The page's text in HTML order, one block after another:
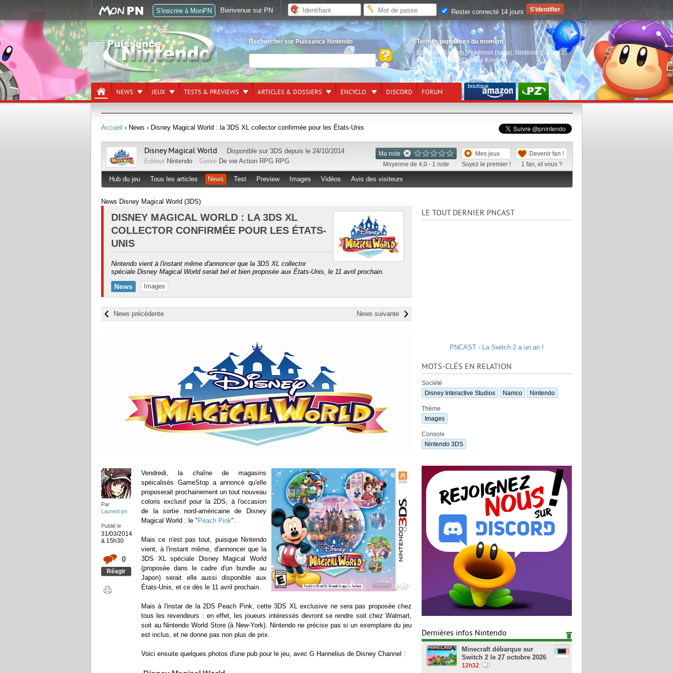
Rechercher sur Puissance Nintendo
Termes populaires du moment
Splatoon Raiders, Pokémon (saga) Nintendo Switch 2,
EA FC27,LEGO Donkey Kong
NEWS JEUX TESTS & PREVIEWS ARTICLES & DOSSIERS ENCYCLO. DISCORD FORUM
Accueil › News › Disney Magical World : la 3DS XL collector confirmée pour les États-Unis
Ma note
Moyenne de 4,0 - 1 note
Mes jeux
Soyez le premier !
Devenir fan !
1 fan, et vous ?
Disney Magical World Disponible sur 3DS depuis le 24/10/2014
Editeur Nintendo Genre De vie Action RPG RPG
Hub du jeu Tous les articles News Test Preview Images Vidéos Avis des visiteurs
News Disney Magical World (3DS)
DISNEY MAGICAL WORLD : LA 3DS XL
COLLECTOR CONFIRMÉE POUR LES ÉTATS-
UNIS
Nintendo vient à l'instant même d'annoncer que la 3DS XL collector
spéciale Disney Magical World serait bel et bien proposée aux États-Unis, le 11 avril prochain.
News Images
News suivante
News précédente
Par
Laurent pn
Publié le
31/03/2014
à 15h30
0
Réagir
Vendredi, la chaîne de magasins
spéicalisés GameStop a annoncé qu'elle
proposerait prochainement un tout nouveau
coloris exclusif pour la 2DS, à l'occasion
de la sortie nord-américaine de Disney
Magical World : le " Peach Pink".
Mais ce n'est pas tout, puisque Nintendo
vient, à l'instant même, d'annoncer que la
3DS XL spéciale Disney Magical World
(proposée dans le cadre d'un bundle au
Japon) serait elle aussi disponible aux
États-Unis, et ce dès le 11 avril prochain.
Mais à l'instar de la 2DS Peach Pink, cette 3DS XL exclusive ne sera pas proposée chez
tous les revendeurs : en effet, les joueurs intéressés devront se rendre soit chez Walmart,
soit au Nintendo World Store (à New-York). Nintendo ne précise pas si un exemplaire du jeu
est inclus, et ne donne pas non plus de prix.
Voici ensuite quelques photos d'une pub pour le jeu, avec G Hannelius de Disney Channel :
LE TOUT DERNIER PNCAST
PNCAST - La Switch 2 a un an !
MOTS-CLÉS EN RELATION
Société
Disney Interactive Studios
Namco Nintendo
Thème
Images
Console
Nintendo 3DS
Dernières infos Nintendo
Minecraft débarque sur
Switch 2 le 27 octobre 2026
12h32
S'inscrire à MonPN Bienvenue sur PN Rester connecté 14 jours